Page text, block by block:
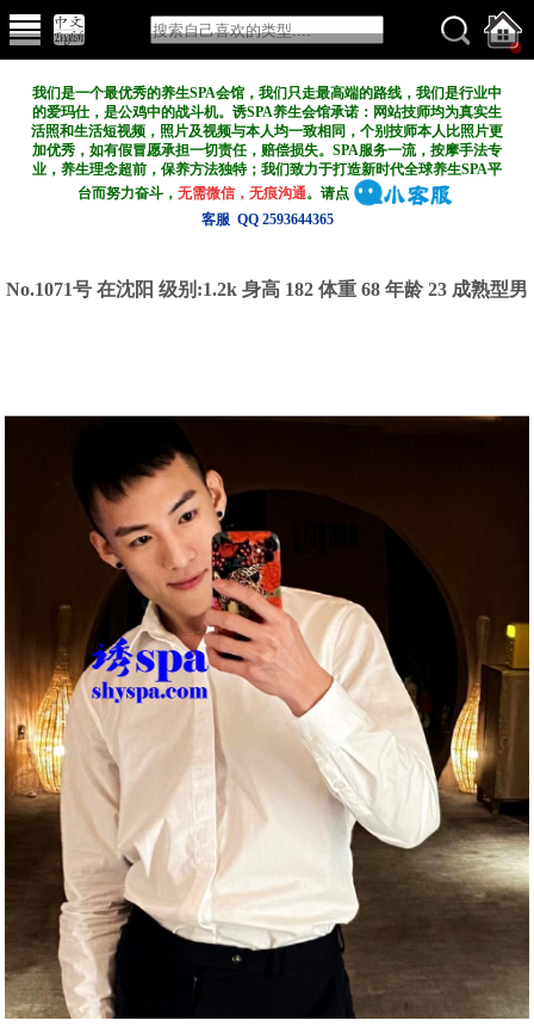
我们是一个最优秀的养生SPA会馆，我们只走最高端的路线，我们是行业中
的爱玛仕，是公鸡中的战斗机。诱SPA养生会馆承诺：网站技师均为真实生
活照和生活短视频，照片及视频与本人均一致相同，个别技师本人比照片更
加优秀，如有假冒愿承担一切责任，赔偿损失。SPA服务一流，按摩手法专
业，养生理念超前，保养方法独特；我们致力于打造新时代全球养生SPA平
台而努力奋斗，无需微信，无痕沟通。请点
客服 QQ 2593644365
No.1071号 在沈阳 级别:1.2k 身高 182 体重 68 年龄 23 成熟型男